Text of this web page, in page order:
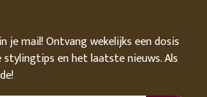
je mail! Ontvang wekelijks een dosis
stylingtips en het laatste nieuws. Als